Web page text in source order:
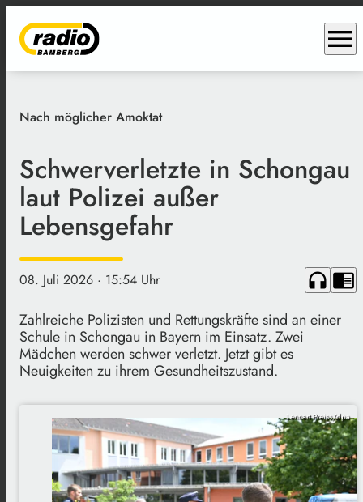
menu
Nach möglicher Amoktat
Schwerverletzte in Schongau
laut Polizei außer
Lebensgefahr
08. Juli 2026 · 15:54 Uhr headphones chrome_reader_mode
Zahlreiche Polizisten und Rettungskräfte sind an einer
Schule in Schongau in Bayern im Einsatz. Zwei
Mädchen werden schwer verletzt. Jetzt gibt es
Neuigkeiten zu ihrem Gesundheitszustand.
Lennart Preiss/dpa